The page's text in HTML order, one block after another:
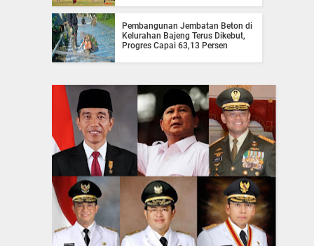
Pembangunan Jembatan Beton di
Kelurahan Bajeng Terus Dikebut,
Progres Capai 63,13 Persen